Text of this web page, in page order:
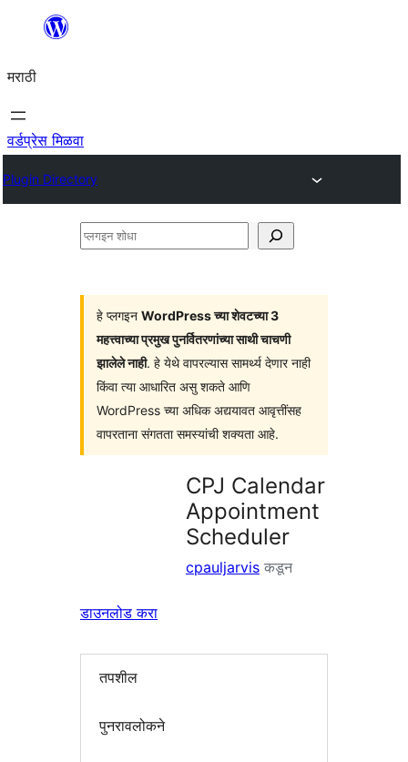
सामुग्रीवर
मराठी
वर्डप्रेस मिळवा
Plugin Directory
प्लगइन
हे प्लगइन WordPress च्या शेवटच्या 3
महत्त्वाच्या प्रमुख पुनर्वितरणांच्या साथी चाचणी
झालेले नाही. हे येथे वापरल्यास सामर्थ्य देणार नाही
किंवा त्या आधारित असु शकते आणि
WordPress च्या अधिक अद्ययावत आवृत्तींसह
वापरताना संगतता समस्यांची शक्यता आहे.
CPJ Calendar
Appointment
Scheduler
cpauljarvis कडून
डाउनलोड करा
तपशील
पुनरावलोकने